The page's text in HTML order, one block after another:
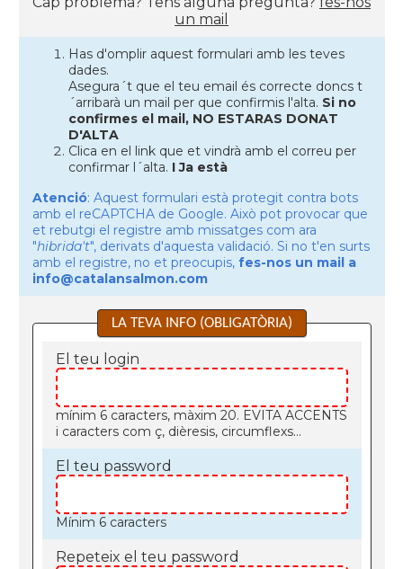
un mail
Has d'omplir aquest formulari amb les teves
dades.
Asegura´t que el teu email és correcte doncs t
´arribarà un mail per que confirmis l'alta. Si no
confirmes el mail, NO ESTARAS DONAT
D'ALTA
Clica en el link que et vindrà amb el correu per
confirmar l´alta. I Ja està
Atenció: Aquest formulari està protegit contra bots
amb el reCAPTCHA de Google. Això pot provocar que
et rebutgi el registre amb missatges com ara
"hibrida't", derivats d'aquesta validació. Si no t'en surts
amb el registre, no et preocupis, fes-nos un mail a
info@catalansalmon.com
LA TEVA INFO (OBLIGATÒRIA)
El teu login
mínim 6 caracters, màxim 20. EVITA ACCENTS
i caracters com ç, dièresis, circumflexs...
El teu password
Mínim 6 caracters
Repeteix el teu password